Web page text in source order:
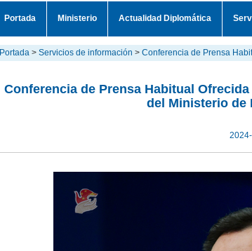
Portada Ministerio Actualidad Diplomática
Portada > Servicios de información > Conferencia de Prensa
Conferencia de Prensa Habitual
del Ministerio de